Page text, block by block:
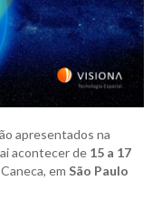
apresentados na
acontecer de 15 a 17
em São Paulo